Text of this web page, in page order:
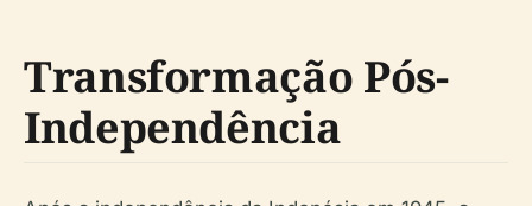
Transformação Pós-
Independência